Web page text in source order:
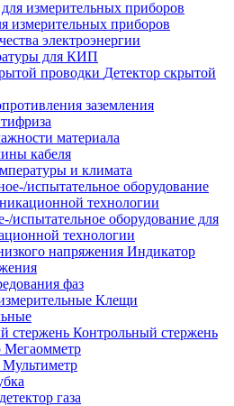
измерительных приборов
электроэнергии
для КИП
Детектор скрытой
заземления
материала
кабеля
и климата
испытательное оборудование для
технологии
Индикатор
фаз
Клещи
Контрольный стержень
Мегаомметр
Мультиметр
газа